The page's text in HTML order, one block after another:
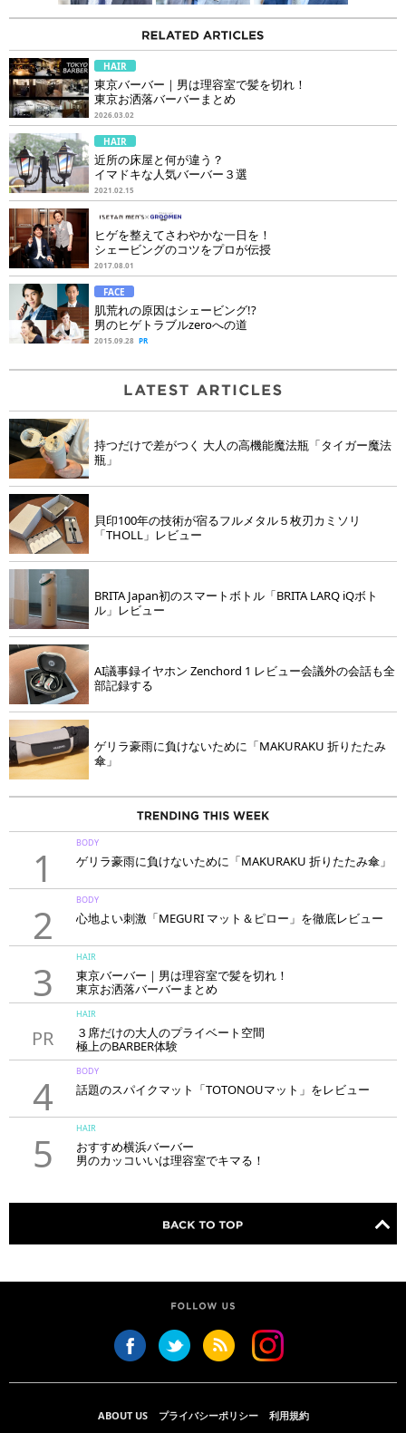
HAIR
東京バーバー｜男は理容室で髪を切れ！
東京お洒落バーバーまとめ
2026.03.02
HAIR
近所の床屋と何が違う？
イマドキな人気バーバー３選
2021.02.15
ヒゲを整えてさわやかな一日を！
シェービングのコツをプロが伝授
2017.08.01
FACE
肌荒れの原因はシェービング!?
男のヒゲトラブルzeroへの道
2015.09.28 PR
持つだけで差がつく 大人の高機能魔法瓶「タイガー魔法
瓶」
貝印100年の技術が宿るフルメタル５枚刃カミソリ
「THOLL」レビュー
BRITA Japan初のスマートボトル「BRITA LARQ iQボト
ル」レビュー
AI議事録イヤホン Zenchord 1 レビュー会議外の会話も全
部記録する
ゲリラ豪雨に負けないために「MAKURAKU 折りたたみ
傘」
1
BODY
ゲリラ豪雨に負けないために「MAKURAKU 折りたたみ傘」
2
BODY
心地よい刺激「MEGURI マット＆ピロー」を徹底レビュー
3
HAIR
東京バーバー｜男は理容室で髪を切れ！
東京お洒落バーバーまとめ
PR
HAIR
３席だけの大人のプライベート空間
極上のBARBER体験
「LAVIE NEW STANDARD BARBER HANARE新宿店」
4
BODY
話題のスパイクマット「TOTONOUマット」をレビュー
5
HAIR
おすすめ横浜バーバー
男のカッコいいは理容室でキマる！
ABOUT US プライバシーポリシー 利用規約